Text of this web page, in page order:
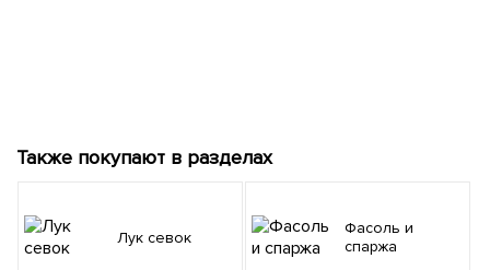
Также покупают в разделах
Лук севок
Фасоль и
спаржа